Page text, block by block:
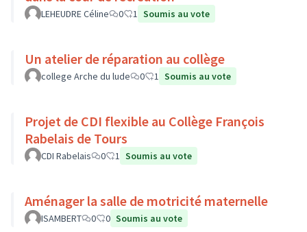
LEHEUDRE Céline 0 1 Soumis au vote
Un atelier de réparation au collège
college Arche du lude 0 1 Soumis au vote
Projet de CDI flexible au Collège François
Rabelais de Tours
CDI Rabelais 0 1 Soumis au vote
Aménager la salle de motricité maternelle
ISAMBERT 0 0 Soumis au vote